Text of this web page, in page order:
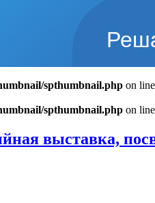
spthumbnail.php on line
spthumbnail.php on line
выставка,